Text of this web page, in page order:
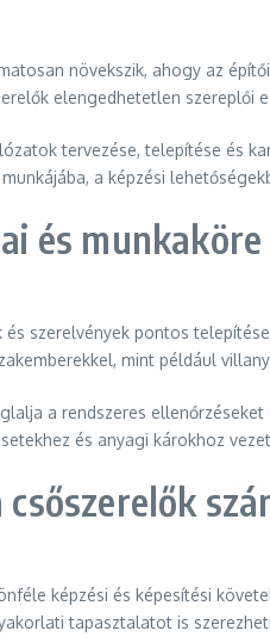
növekszik, ahogy az
elengedhetetlen
tervezése, telepítése és
a képzési
és munkaköre
szerelvények pontos
mint például
a rendszeres
és anyagi károkhoz
képzési és képesítési
tapasztalatot is